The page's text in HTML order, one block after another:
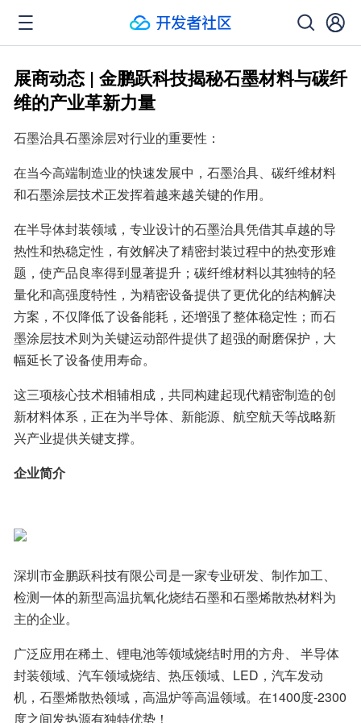
展商动态 | 金鹏跃科技揭秘石墨材料与碳纤
维的产业革新力量
石墨治具石墨涂层对行业的重要性：
在当今高端制造业的快速发展中，石墨治具、碳纤维材料
和石墨涂层技术正发挥着越来越关键的作用。
在半导体封装领域，专业设计的石墨治具凭借其卓越的导
热性和热稳定性，有效解决了精密封装过程中的热变形难
题，使产品良率得到显著提升；碳纤维材料以其独特的轻
量化和高强度特性，为精密设备提供了更优化的结构解决
方案，不仅降低了设备能耗，还增强了整体稳定性；而石
墨涂层技术则为关键运动部件提供了超强的耐磨保护，大
幅延长了设备使用寿命。
这三项核心技术相辅相成，共同构建起现代精密制造的创
新材料体系，正在为半导体、新能源、航空航天等战略新
兴产业提供关键支撑。
企业简介
深圳市金鹏跃科技有限公司是一家专业研发、制作加工、
检测一体的新型高温抗氧化烧结石墨和石墨烯散热材料为
主的企业。
广泛应用在稀土、锂电池等领域烧结时用的方舟、 半导体
封装领域、汽车领域烧结、热压领域、LED，汽车发动
机，石墨烯散热领域，高温炉等高温领域。在1400度-2300
度之间发热源有独特优势！